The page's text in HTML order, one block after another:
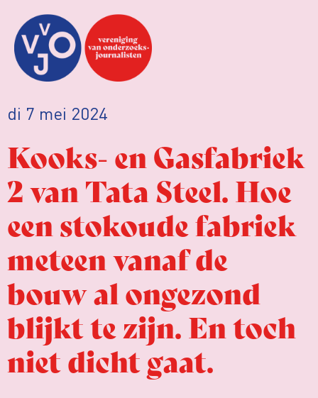
di 7 mei 2024
Kooks- en Gasfabriek
2 van Tata Steel. Hoe
een stokoude fabriek
meteen vanaf de
bouw al ongezond
blijkt te zijn. En toch
niet dicht gaat.